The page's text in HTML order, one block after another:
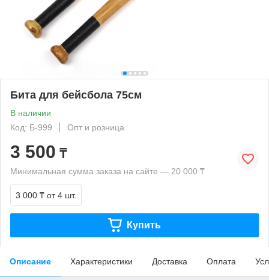
Бита для бейсбола 75см
В наличии
Код: Б-999
Опт и розница
3 500 ₸
Минимальная сумма заказа на сайте — 20 000 ₸
3 000 ₸ от 4 шт.
Купить
Описание Характеристики Доставка Оплата